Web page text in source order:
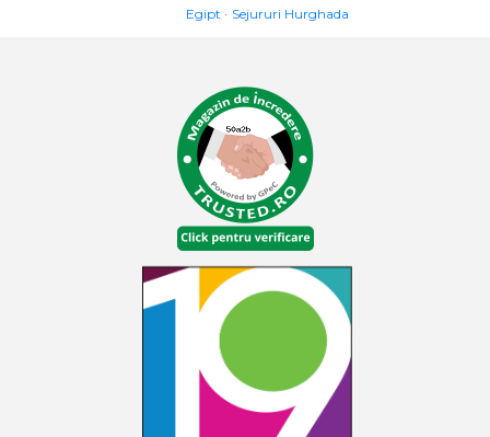
Egipt
Sejururi Hurghada